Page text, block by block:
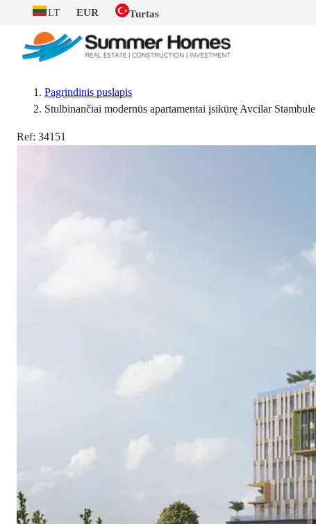
LT EUR Turtas
Pagrindinis puslapis
Stulbinančiai modernūs apartamentai įsikūrę Avcilar Stambule
Ref: 34151